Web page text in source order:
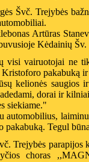
Švč. Trejybės
Artūras
Kėdainių
visi vairuotojai ne
Kristoforo pakabuką
kelionės saugios
dorai ir
siekiame."
automobilius,
pakabuką. Tegul
Trejybės
choras